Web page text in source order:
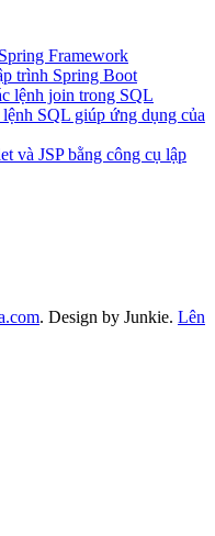
Framework
trình Spring Boot
lệnh join trong SQL
SQL giúp ứng dụng của
và JSP bằng công cụ lập
. Design by Junkie. Lên